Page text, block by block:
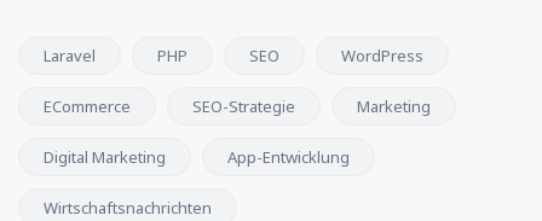
Laravel PHP SEO WordPress
ECommerce SEO-Strategie Marketing
Digital Marketing App-Entwicklung
Wirtschaftsnachrichten